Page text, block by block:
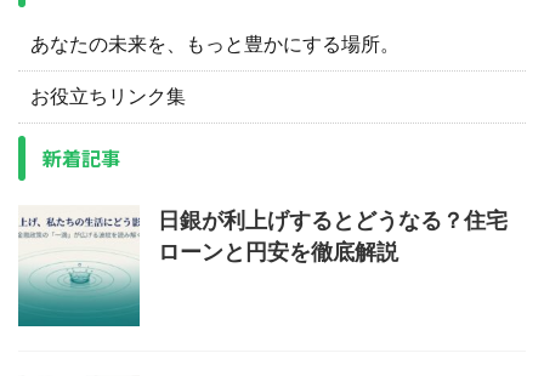
あなたの未来を、もっと豊かにする場所。
お役立ちリンク集
新着記事
日銀が利上げするとどうなる？住宅
ローンと円安を徹底解説